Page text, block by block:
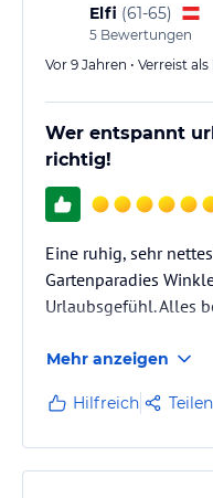
Elfi (61-65)
5 Bewertungen
Vor 9 Jahren • Verreist
Wer entspannt
richtig!
Eine ruhig, sehr
Gartenparadies
Urlaubsgefühl. Alles
Mehr anzeigen
Hilfreich Teilen